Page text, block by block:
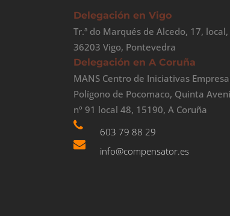
Delegación en Vigo
Tr.ª do Marqués de Alcedo, 17, local,
36203 Vigo, Pontevedra
Delegación en A Coruña
MANS Centro de Iniciativas
Polígono de Pocomaco, Quinta
nº 91 local 48, 15190, A Coruña
603 79 88 29
info@compensator.es